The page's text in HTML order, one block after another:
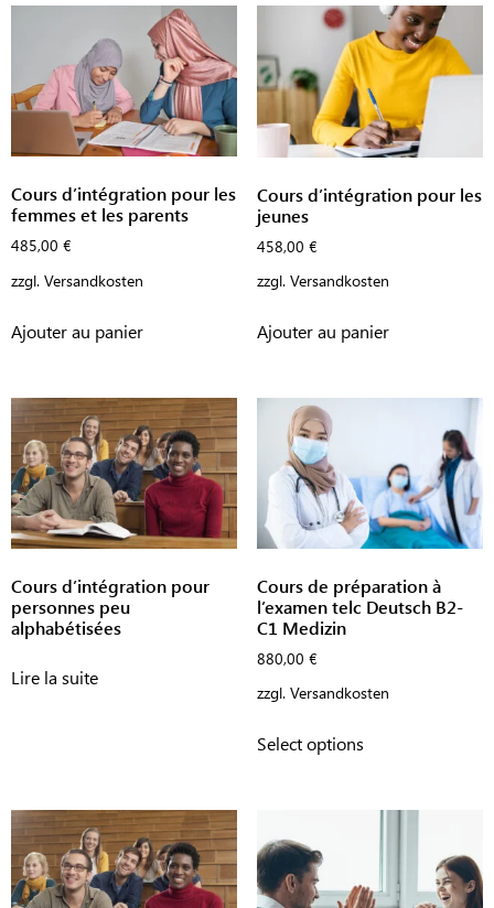
Cours d’intégration pour les
femmes et les parents
485,00 €
zzgl. Versandkosten
Ajouter au panier
Cours d’intégration pour les
jeunes
458,00 €
zzgl. Versandkosten
Ajouter au panier
Cours d’intégration pour
personnes peu
alphabétisées
Lire la suite
Cours de préparation à
l’examen telc Deutsch B2-
C1 Medizin
880,00 €
zzgl. Versandkosten
Select options